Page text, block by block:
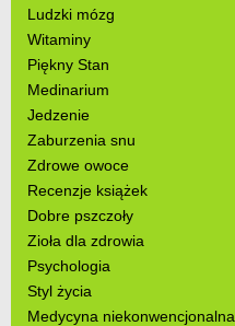
Ludzki mózg
Witaminy
Piękny Stan
Medinarium
Jedzenie
Zaburzenia snu
Zdrowe owoce
Recenzje książek
Dobre pszczoły
Zioła dla zdrowia
Psychologia
Styl życia
Medycyna niekonwencjonalna